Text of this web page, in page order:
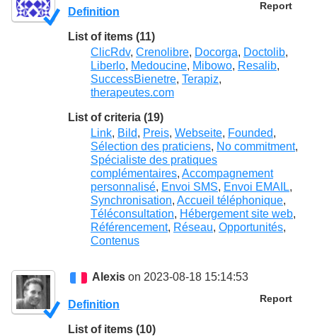
Report
Definition
List of items (11)
ClicRdv, Crenolibre, Docorga, Doctolib,
Liberlo, Medoucine, Mibowo, Resalib,
SuccessBienetre, Terapiz,
therapeutes.com
List of criteria (19)
Link, Bild, Preis, Webseite, Founded,
Sélection des praticiens, No commitment,
Spécialiste des pratiques
complémentaires, Accompagnement
personnalisé, Envoi SMS, Envoi EMAIL,
Synchronisation, Accueil téléphonique,
Téléconsultation, Hébergement site web,
Référencement, Réseau, Opportunités,
Contenus
Alexis on 2023-08-18 15:14:53
Report
Definition
List of items (10)